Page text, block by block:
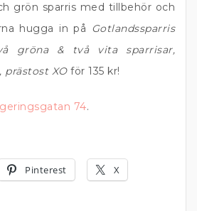
grön sparris med tillbehör och
hugga in på Gotlandssparris
gröna & två vita sparrisar,
prästost XOför 135 kr!
74.
Pinterest X